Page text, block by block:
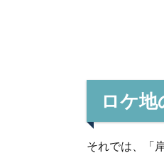
ロケ
それでは、「